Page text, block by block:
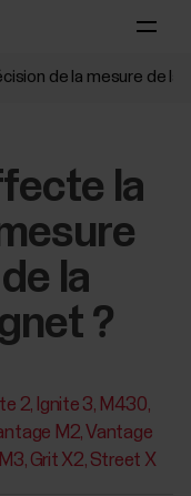
de la mesure de la
la
la
?
2 Ignite 3 M430
M2 Vantage
Grit X2 Street X